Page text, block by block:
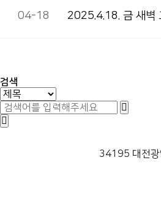
04-18 2025.4.18. 금 새벽
검색
34195 대전